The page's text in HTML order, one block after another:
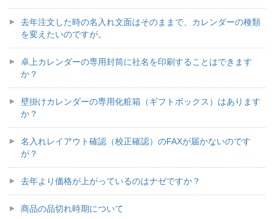
去年注文した時の名入れ文面はそのままで、カレンダーの種類
を変えたいのですが。
卓上カレンダーの専用封筒に社名を印刷することはできます
か？
壁掛けカレンダーの専用化粧箱（ギフトボックス）はあります
か？
名入れレイアウト確認（校正確認）のFAXが届かないのです
が？
去年より価格が上がっているのはナゼですか？
商品の品切れ時期について